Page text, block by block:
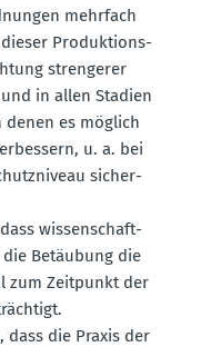
mehrfach
dieser Produk­ti­ons­
stren­gerer
in allen Stadien
es möglich
u. a. bei
sicher­
wissen­schaft­
Betäubung die
zum Zeitpunkt der
die Praxis der